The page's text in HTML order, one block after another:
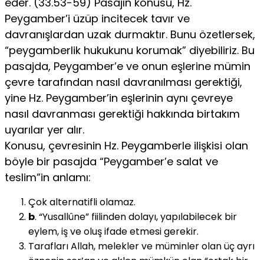
Peygamber’i üzüp incitecek tavır ve
davranışlardan uzak durmaktır. Bunu özetlersek,
“peygamberlik hukukunu korumak” diyebiliriz. Bu
pasajda, Peygamber’e ve onun eşlerine mümin
çevre tarafından nasıl davranılması gerektiği,
yine Hz. Peygamber’in eşlerinin aynı çevreye
nasıl davranması gerektiği hakkında birtakım
uyarılar yer alır.
Konusu, çevresinin Hz. Peygamberle ilişkisi olan
böyle bir pasajda “Peygamber’e salat ve
teslim”in anlamı:
Çok alternatifli olamaz.
b. “Yusallûne” fiilinden dolayı, yapılabilecek bir
eylem, iş ve oluş ifade etmesi gerekir.
Tarafları Allah, melekler ve müminler olan üç ayrı